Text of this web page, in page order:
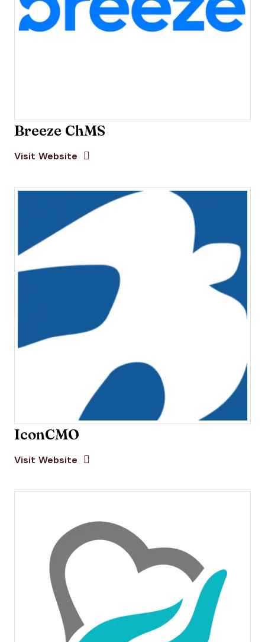
Breeze ChMS
Visit Website Opens New Window
IconCMO
Visit Website Opens New Window